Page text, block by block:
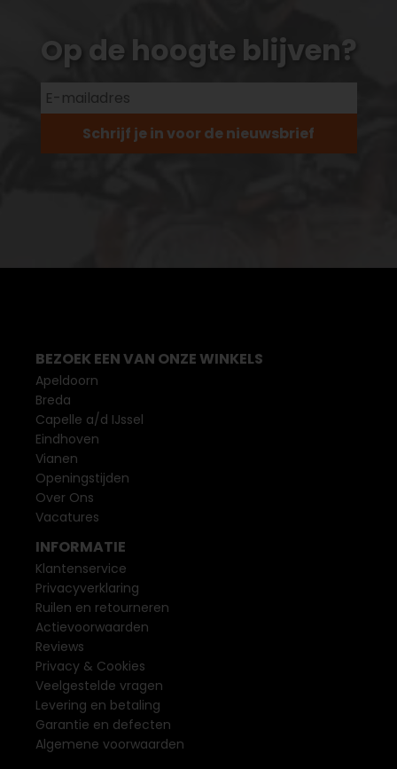
Op de hoogte blijven?
Schrijf je in voor de nieuwsbrief
BEZOEK EEN VAN ONZE WINKELS
Apeldoorn
Breda
Capelle a/d IJssel
Eindhoven
Vianen
Openingstijden
Over Ons
Vacatures
INFORMATIE
Klantenservice
Privacyverklaring
Ruilen en retourneren
Actievoorwaarden
Reviews
Privacy & Cookies
Veelgestelde vragen
Levering en betaling
Garantie en defecten
Algemene voorwaarden